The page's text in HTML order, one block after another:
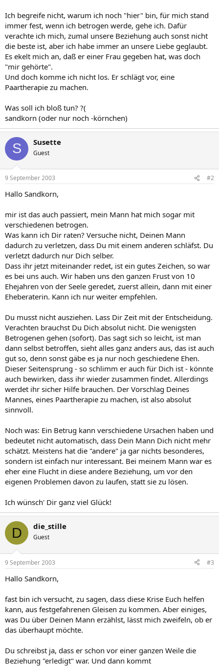
Ich begreife nicht, warum ich noch "hier" bin, für mich stand
immer fest, wenn ich betrogen werde, gehe ich. Dafür
verachte ich mich, zumal unsere Beziehung auch sonst nicht
die beste ist, aber ich habe immer an unsere Liebe geglaubt.
Es ekelt mich an, daß er einer Frau gegeben hat, was doch
"mir gehörte".
Und doch komme ich nicht los. Er schlägt vor, eine
Paartherapie zu machen.
Was soll ich bloß tun? ?(
sandkorn (oder nur noch -körnchen)
S Susette
Guest
9 September 2003 #2
Hallo Sandkorn,
mir ist das auch passiert, mein Mann hat mich sogar mit
verschiedenen betrogen.
Was kann ich Dir raten? Versuche nicht, Deinen Mann
dadurch zu verletzen, dass Du mit einem anderen schläfst. Du
verletzt dadurch nur Dich selber.
Dass ihr jetzt miteinander redet, ist ein gutes Zeichen, so war
es bei uns auch. Wir haben uns den ganzen Frust von 10
Ehejahren von der Seele geredet, zuerst allein, dann mit einer
Eheberaterin. Kann ich nur weiter empfehlen.
Du musst nicht ausziehen. Lass Dir Zeit mit der Entscheidung.
Verachten brauchst Du Dich absolut nicht. Die wenigsten
Betrogenen gehen (sofort). Das sagt sich so leicht, ist man
dann selbst betroffen, sieht alles ganz anders aus, das ist auch
gut so, denn sonst gäbe es ja nur noch geschiedene Ehen.
Dieser Seitensprung - so schlimm er auch für Dich ist - könnte
auch bewirken, dass ihr wieder zusammen findet. Allerdings
werdet ihr sicher Hilfe brauchen. Der Vorschlag Deines
Mannes, eines Paartherapie zu machen, ist also absolut
sinnvoll.
Noch was: Ein Betrug kann verschiedene Ursachen haben und
bedeutet nicht automatisch, dass Dein Mann Dich nicht mehr
schätzt. Meistens hat die "andere" ja gar nichts besonderes,
sondern ist einfach nur interessant. Bei meinem Mann war es
eher eine Flucht in diese andere Beziehung, um vor den
eigenen Problemen davon zu laufen, statt sie zu lösen.
Ich wünsch' Dir ganz viel Glück!
D die_stille
Guest
9 September 2003 #3
Hallo Sandkorn,
fast bin ich versucht, zu sagen, dass diese Krise Euch helfen
kann, aus festgefahrenen Gleisen zu kommen. Aber einiges,
was Du über Deinen Mann erzählst, lässt mich zweifeln, ob er
das überhaupt möchte.
Du schreibst ja, dass er schon vor einer ganzen Weile die
Beziehung "erledigt" war. Und dann kommt